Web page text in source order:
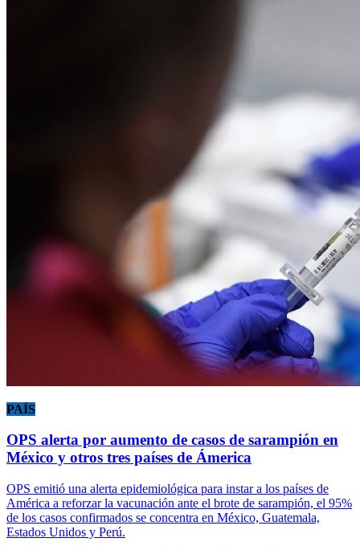
PAÍS
OPS alerta por aumento de casos de sarampión en
México y otros tres países de Ámerica
OPS emitió una alerta epidemiológica para instar a los países de
América a reforzar la vacunación ante el brote de sarampión, el 95%
de los casos confirmados se concentra en México, Guatemala,
Estados Unidos y Perú.